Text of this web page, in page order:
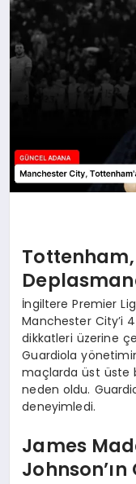
İngiltere Premier
Manchester City’i
dikkatleri üzerine
Guardiola
maçlarda üst üste
neden oldu.
deneyimledi.
James